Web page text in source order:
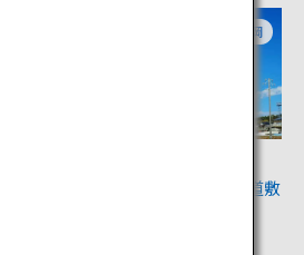
福岡
宮原坑・三池炭鉱専用鉄道敷